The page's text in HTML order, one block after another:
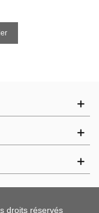
droits réservés